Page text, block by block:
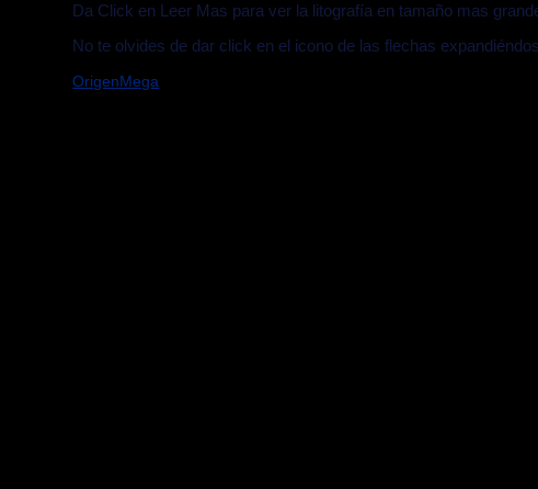
Da Click en Leer Mas para ver la litografía en tamaño mas
No te olvides de dar click en el icono de las flechas
OrigenMega